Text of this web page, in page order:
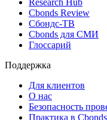
Новости и Аналитика
Новости рынка
Research Hub
Cbonds Review
Сбондс-ТВ
Глоссарий
Поддержка